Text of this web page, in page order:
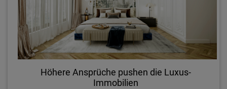
Höhere Ansprüche pushen die Luxus-
Immobilien